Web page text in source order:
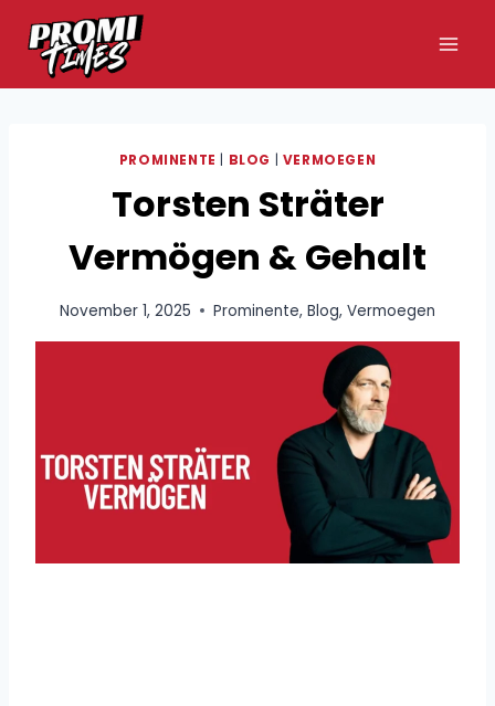
Inhalt
springen
PROMINENTE BLOG VERMOEGEN
Torsten Sträter
Vermögen & Gehalt
November 1, 2025 Prominente, Blog, Vermoegen